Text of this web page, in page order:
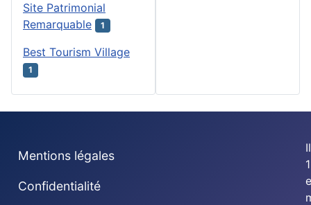
Site Patrimonial
Remarquable
1
Best Tourism Village
1
Mentions légales
Confidentialité